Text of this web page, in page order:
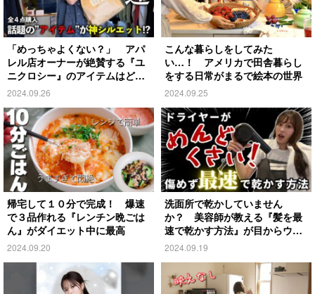
「めっちゃよくない？」 アパ
レル店オーナーが絶賛する『ユ
ニクロシー』のアイテムはど
れ？
2024.09.26
こんな暮らしをしてみた
い…！ アメリカで田舎暮らし
をする日常がまるで絵本の世界
2024.09.25
帰宅して１０分で完成！ 爆速
で３品作れる『レンチン晩ごは
ん』がダイエット中に最高
2024.09.20
洗面所で乾かしていません
か？ 美容師が教える『髪を最
速で乾かす方法』が目からウロ
コ
2024.09.19